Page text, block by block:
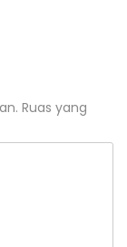
Ruas yang